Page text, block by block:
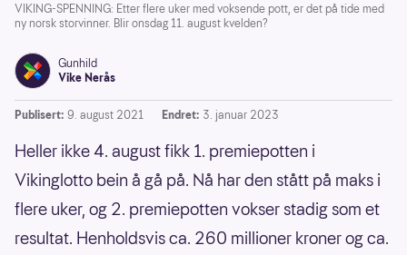
VIKING-SPENNING: Etter flere uker med voksende pott, er det på tide med
ny norsk storvinner. Blir onsdag 11. august kvelden?
Gunhild
Vike Nerås
Publisert: 9. august 2021 Endret: 3. januar 2023
Heller ikke 4. august fikk 1. premiepotten i
Vikinglotto bein å gå på. Nå har den stått på maks i
flere uker, og 2. premiepotten vokser stadig som et
resultat. Henholdsvis ca. 260 millioner kroner og ca.